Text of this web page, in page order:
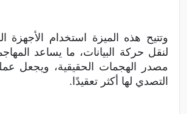
وتتيح هذه الميزة استخدام الأجهزة
لنقل حركة البيانات، ما يساعد
مصدر الهجمات الحقيقية، ويجعل
التصدي لها أكثر تعقيدًا.